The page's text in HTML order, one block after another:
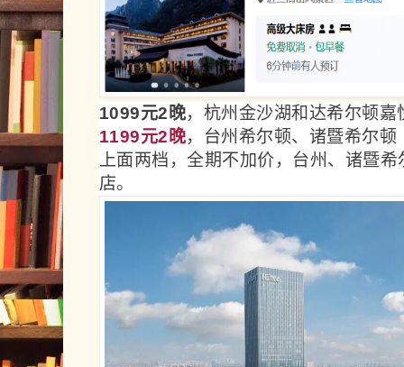
1099元2晚，杭州金沙湖和达希尔顿
1199元2晚，台州希尔顿、诸暨希尔顿
上面两档，全期不加价，台州、诸暨
店。